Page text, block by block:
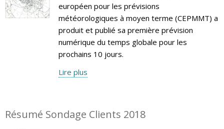
européen pour les prévisions
météorologiques à moyen terme (CEPMMT) a
produit et publié sa première prévision
numérique du temps globale pour les
prochains 10 jours.
Lire plus
Résumé Sondage Clients 2018